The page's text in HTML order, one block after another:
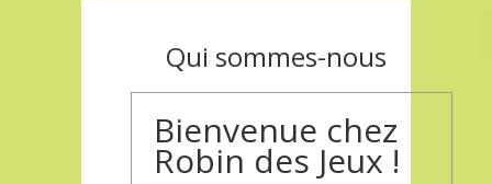
Qui sommes-nous
Bienvenue chez
Robin des Jeux !